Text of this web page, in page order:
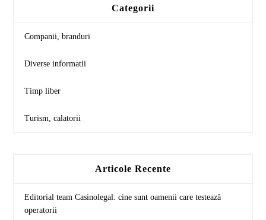
Categorii
Companii, branduri
Diverse informatii
Timp liber
Turism, calatorii
Articole Recente
Editorial team Casinolegal: cine sunt oamenii care testează
operatorii